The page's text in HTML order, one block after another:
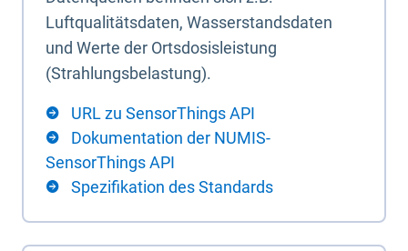
Luftqualitätsdaten, Wasserstandsdaten
und Werte der Ortsdosisleistung
(Strahlungsbelastung).
URL zu SensorThings API
Dokumentation der NUMIS-
SensorThings API
Spezifikation des Standards